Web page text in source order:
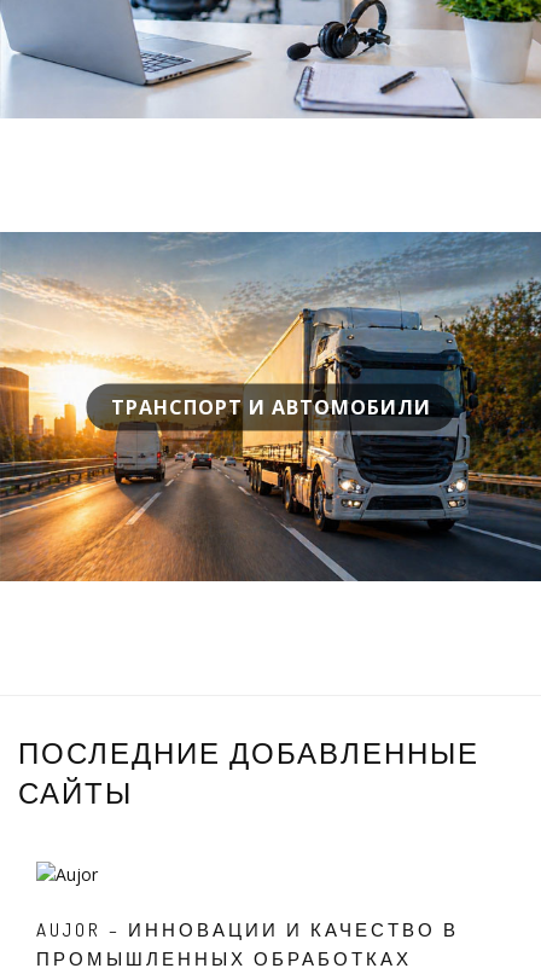
ТРАНСПОРТ И АВТОМОБИЛИ
ПОСЛЕДНИЕ ДОБАВЛЕННЫЕ
САЙТЫ
AUJOR – ИННОВАЦИИ И КАЧЕСТВО В
ПРОМЫШЛЕННЫХ ОБРАБОТКАХ